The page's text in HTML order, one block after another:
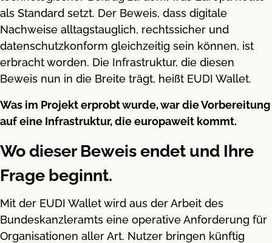
als Standard setzt. Der Beweis, dass digitale
Nachweise alltagstauglich, rechtssicher und
datenschutzkonform gleichzeitig sein können, ist
erbracht worden. Die Infrastruktur, die diesen
Beweis nun in die Breite trägt, heißt EUDI Wallet.
Was im Projekt erprobt wurde, war die Vorbereitung
auf eine Infrastruktur, die europaweit kommt.
Wo dieser Beweis endet und Ihre
Frage beginnt.
Mit der EUDI Wallet wird aus der Arbeit des
Bundeskanzleramts eine operative Anforderung für
Organisationen aller Art. Nutzer bringen künftig